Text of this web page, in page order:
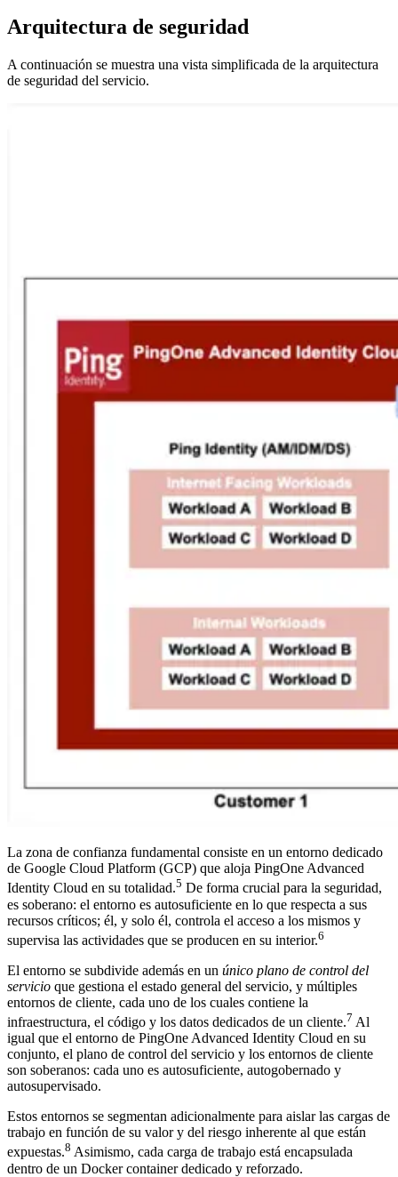
Arquitectura de seguridad
A continuación se muestra una vista simplificada de la arquitectura
de seguridad del servicio.
La zona de confianza fundamental consiste en un entorno dedicado
de Google Cloud Platform (GCP) que aloja PingOne Advanced
Identity Cloud en su totalidad.5 De forma crucial para la seguridad,
es soberano: el entorno es autosuficiente en lo que respecta a sus
recursos críticos; él, y solo él, controla el acceso a los mismos y
supervisa las actividades que se producen en su interior.6
El entorno se subdivide además en un único plano de control del
servicio que gestiona el estado general del servicio, y múltiples
entornos de cliente, cada uno de los cuales contiene la
infraestructura, el código y los datos dedicados de un cliente.7 Al
igual que el entorno de PingOne Advanced Identity Cloud en su
conjunto, el plano de control del servicio y los entornos de cliente
son soberanos: cada uno es autosuficiente, autogobernado y
autosupervisado.
Estos entornos se segmentan adicionalmente para aislar las cargas de
trabajo en función de su valor y del riesgo inherente al que están
expuestas.8 Asimismo, cada carga de trabajo está encapsulada
dentro de un Docker container dedicado y reforzado.